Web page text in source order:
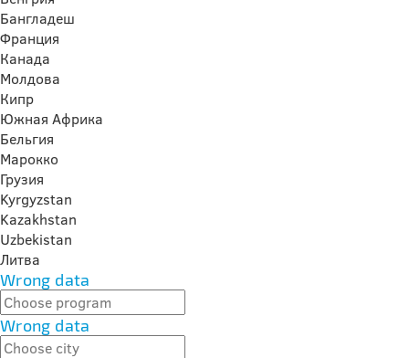
Бангладеш
Франция
Канада
Молдова
Кипр
Южная Африка
Бельгия
Марокко
Грузия
Kyrgyzstan
Kazakhstan
Uzbekistan
Литва
Wrong data
Wrong data